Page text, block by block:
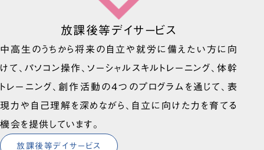
放課後等デイサービス
中高生のうちから将来の自立や就労に備えたい方に向
けて、パソコン操作、ソーシャルスキルトレーニング、体幹
トレーニング、創作活動の4つのプログラムを通じて、表
現力や自己理解を深めながら、自立に向けた力を育てる
機会を提供しています。
放課後等デイサービス